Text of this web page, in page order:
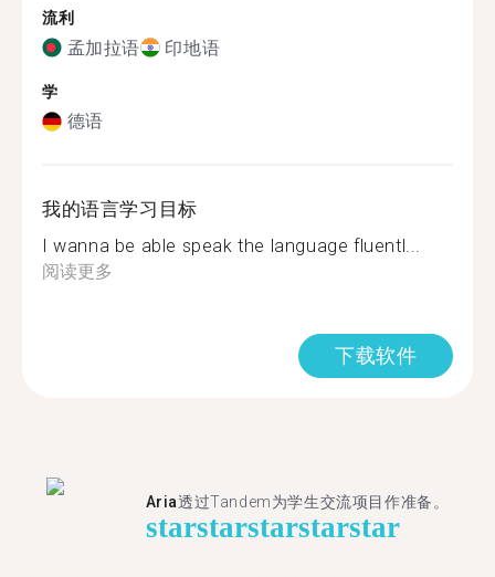
流利
孟加拉语 印地语
学
德语
我的语言学习目标
I wanna be able speak the language fluentl...
阅读更多
下载软件
Aria透过Tandem为学生交流项目作准备。
starstarstarstarstar